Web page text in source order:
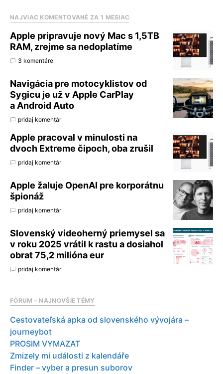
NAJVIAC KOMENTOVANÉ ZA 1 MESIAC
Apple pripravuje nový Mac s 1,5TB
RAM, zrejme sa nedoplatíme
3 komentáre
Navigácia pre motocyklistov od
Sygicu je už v Apple CarPlay
a Android Auto
pridaj komentár
Apple pracoval v minulosti na
dvoch Extreme čipoch, oba zrušil
pridaj komentár
Apple žaluje OpenAI pre korporátnu
špionáž
pridaj komentár
Slovenský videoherný priemysel sa
v roku 2025 vrátil k rastu a dosiahol
obrat 75,2 milióna eur
pridaj komentár
FÓRUM – NAJNOVŠIE TÉMY
Cestovateľská apka od slovenského vývojára –
journeybot
PROSIM VYMAZAT
Zmizely mi události z kalendáře
Finder – vyber a presun suborov